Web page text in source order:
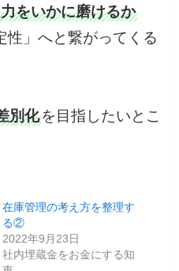
をいかに磨けるか
性」へと繋がってくる
別化を目指したいとこ
在庫管理の考え方を整理す
る②
2022年9月23日
社内埋蔵金をお金にする知